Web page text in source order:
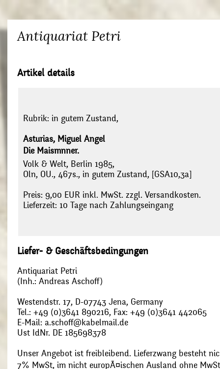
Antiquariat Petri
Artikel details
Rubrik: in gutem Zustand,
Asturias, Miguel Angel
Die Maismnner.
Volk & Welt, Berlin 1985,
Oln, OU., 467s., in gutem Zustand, [GSA10,3a]
Preis: 9,00 EUR inkl. MwSt. zzgl. Versandkosten.
Lieferzeit: 10 Tage nach Zahlungseingang
Liefer- & Geschäftsbedingungen
Antiquariat Petri
(Inh.: Andreas Aschoff)
Westendstr. 17, D-07743 Jena, Germany
Tel.: +49 (0)3641 890216, Fax: +49 (0)3641 442065
E-Mail: a.schoff@kabelmail.de
Ust IdNr. DE 185698378
Unser Angebot ist freibleibend. Lieferzwang besteht
7% MwSt, im nicht europÃ¤ischen Ausland ohne